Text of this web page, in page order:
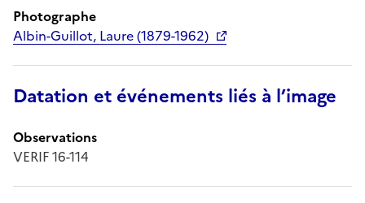
Photographe
Albin-Guillot, Laure (1879-1962)
Datation et événements liés à l’image
Observations
VERIF 16-114